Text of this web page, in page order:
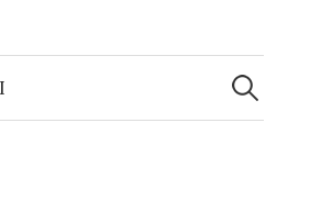
Ricerca
per: